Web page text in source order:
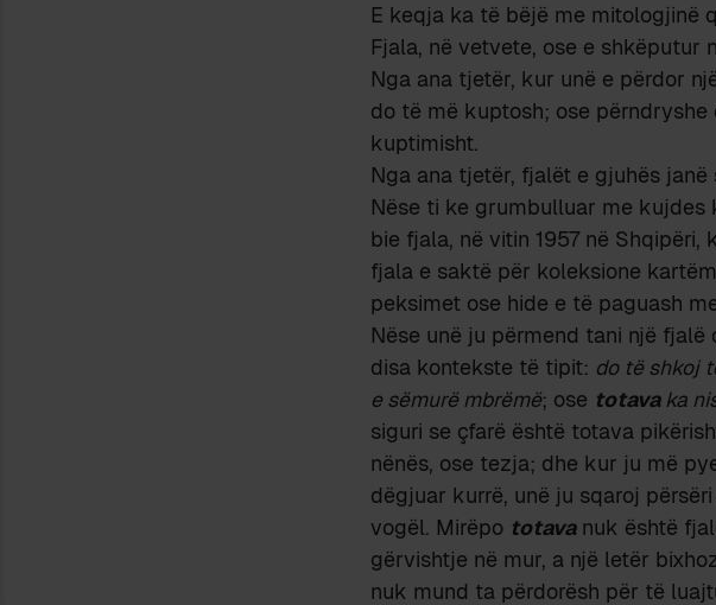
E keqja ka të bëjë me mitologjinë
Fjala, në vetvete, ose e shkëputur
Nga ana tjetër, kur unë e përdor
do të më kuptosh; ose
kuptimisht.
Nga ana tjetër, fjalët e gjuhës
Nëse ti ke grumbulluar me
bie fjala, në vitin 1957 në
fjala e saktë për koleksione
peksimet ose hide e të paguash
Nëse unë ju përmend tani një fjalë
disa kontekste të tipit: do të shkoj
e sëmurë mbrëmë; ose totavaka
siguri se çfarë është totava
nënës, ose tezja; dhe kur ju më
dëgjuar kurrë, unë ju sqaroj
vogël. Mirëpo totavanuk është
gërvishtje në mur, a një letër
nuk mund ta përdorësh për të